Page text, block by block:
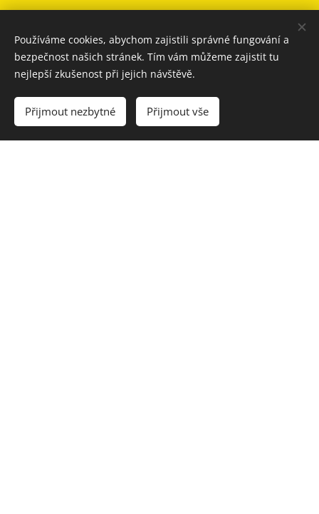
Používáme cookies, abychom zajistili správné fungování a
bezpečnost našich stránek. Tím vám můžeme zajistit tu
nejlepší zkušenost při jejich návštěvě.
Přijmout nezbytné Přijmout vše